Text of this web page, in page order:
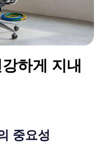
하게 지내
중요성